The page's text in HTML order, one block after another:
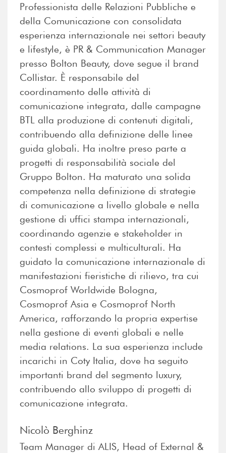
Professionista delle Relazioni Pubbliche e
della Comunicazione con consolidata
esperienza internazionale nei settori beauty
e lifestyle, è PR & Communication Manager
presso Bolton Beauty, dove segue il brand
Collistar. È responsabile del
coordinamento delle attività di
comunicazione integrata, dalle campagne
BTL alla produzione di contenuti digitali,
contribuendo alla definizione delle linee
guida globali. Ha inoltre preso parte a
progetti di responsabilità sociale del
Gruppo Bolton. Ha maturato una solida
competenza nella definizione di strategie
di comunicazione a livello globale e nella
gestione di uffici stampa internazionali,
coordinando agenzie e stakeholder in
contesti complessi e multiculturali. Ha
guidato la comunicazione internazionale di
manifestazioni fieristiche di rilievo, tra cui
Cosmoprof Worldwide Bologna,
Cosmoprof Asia e Cosmoprof North
America, rafforzando la propria expertise
nella gestione di eventi globali e nelle
media relations. La sua esperienza include
incarichi in Coty Italia, dove ha seguito
importanti brand del segmento luxury,
contribuendo allo sviluppo di progetti di
comunicazione integrata.
Nicolò Berghinz
Team Manager di ALIS, Head of External &